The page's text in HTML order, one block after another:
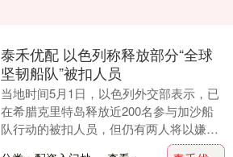
泰禾优配 以色列称释放部分“全球
坚韧船队”被扣人员
当地时间5月1日，以色列外交部表示，已
在希腊克里特岛释放近200名参与加沙船
队行动的被扣人员，但仍有两人将以嫌疑
人身份被带往以色列。 以色列外交部在社